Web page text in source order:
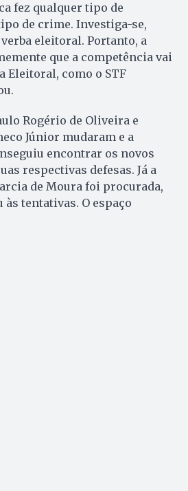
fez qualquer tipo de
de crime. Investiga-se,
eleitoral. Portanto, a
que a competência vai
Eleitoral, como o STF
Rogério de Oliveira e
Júnior mudaram e a
encontrar os novos
respectivas defesas. Já a
de Moura foi procurada,
às tentativas. O espaço